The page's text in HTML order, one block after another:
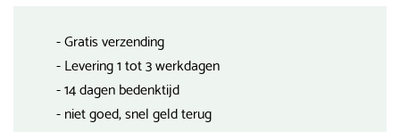
- Gratis verzending
- Levering 1 tot 3 werkdagen
- 14 dagen bedenktijd
- niet goed, snel geld terug